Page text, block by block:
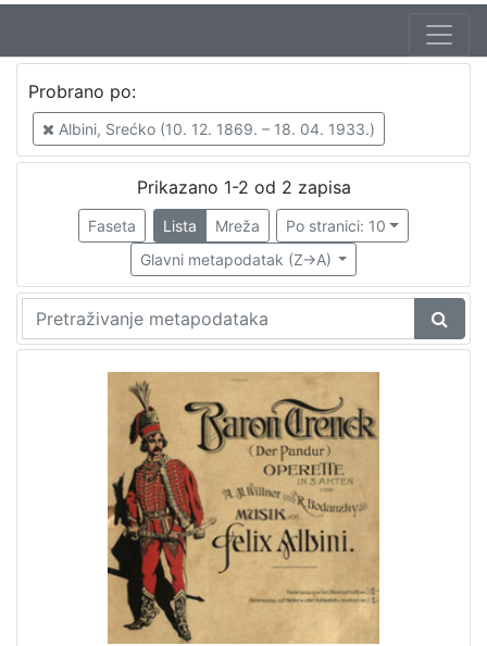
Autor
Albini, Srećko (10. 12. 1869. – 18. 04. 1933.)
njemački
francuski
1
Probrano po:
Albini, Srećko (10. 12. 1869. – 18. 04. 1933.)
Prikazano 1-2 od 2 zapisa
Faseta Lista Mreža
Po stranici: 10
Glavni metapodatak (Z->A)